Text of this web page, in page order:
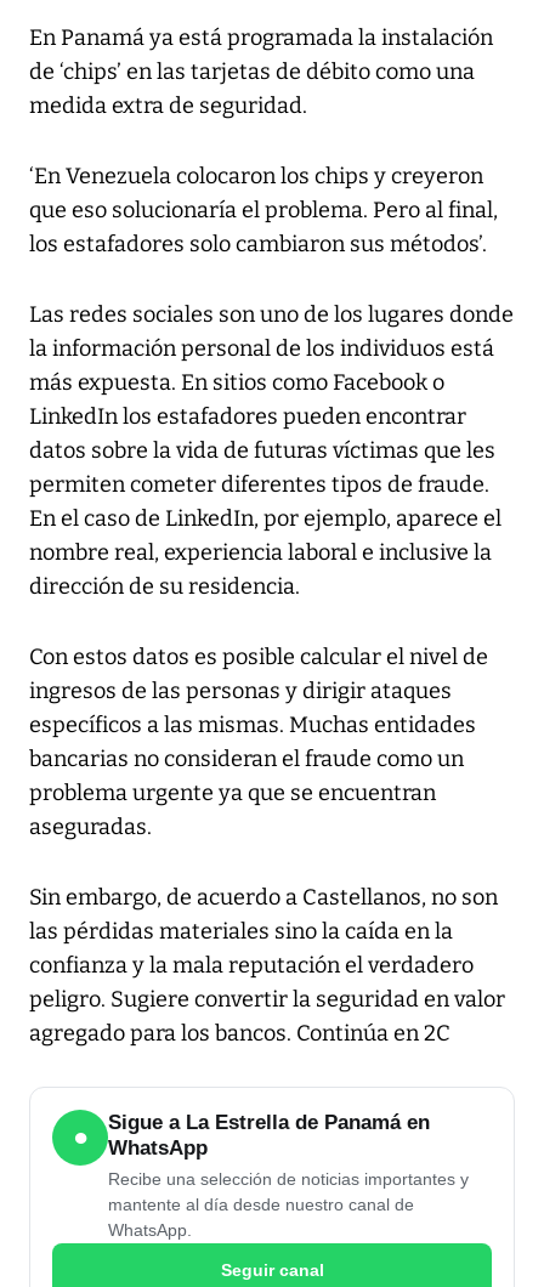
En Panamá ya está programada la instalación
de ‘chips’ en las tarjetas de débito como una
medida extra de seguridad.
‘En Venezuela colocaron los chips y creyeron
que eso solucionaría el problema. Pero al final,
los estafadores solo cambiaron sus métodos’.
Las redes sociales son uno de los lugares donde
la información personal de los individuos está
más expuesta. En sitios como Facebook o
LinkedIn los estafadores pueden encontrar
datos sobre la vida de futuras víctimas que les
permiten cometer diferentes tipos de fraude.
En el caso de LinkedIn, por ejemplo, aparece el
nombre real, experiencia laboral e inclusive la
dirección de su residencia.
Con estos datos es posible calcular el nivel de
ingresos de las personas y dirigir ataques
específicos a las mismas. Muchas entidades
bancarias no consideran el fraude como un
problema urgente ya que se encuentran
aseguradas.
Sin embargo, de acuerdo a Castellanos, no son
las pérdidas materiales sino la caída en la
confianza y la mala reputación el verdadero
peligro. Sugiere convertir la seguridad en valor
agregado para los bancos. Continúa en 2C
●
Sigue a La Estrella de Panamá en
WhatsApp
Recibe una selección de noticias importantes y
mantente al día desde nuestro canal de
WhatsApp.
Seguir canal